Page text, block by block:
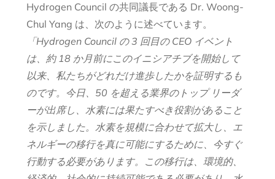
Hydrogen Council の共同議長である Dr. Woong-
Chul Yang は、次のように述べています。
「Hydrogen Council の 3 回目の CEO イベント
は、約 18 か月前にこのイニシアチブを開始して
以来、私たちがどれだけ進歩したかを証明するも
のです。今日、50 を超える業界のトップ リーダ
ーが出席し、水素には果たすべき役割があること
を示しました。水素を規模に合わせて拡大し、エ
ネルギーの移行を真に可能にするために、今すぐ
行動する必要があります。この移行は、環境的、